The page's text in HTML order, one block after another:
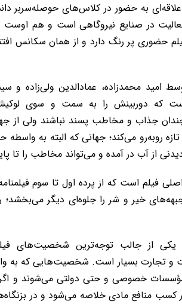
به حضور در کلاس‌های حوصله‌سربر
در صنایع نیروگاهی است و هم اوست
پر رنگ دارد و از همان سکانس
امید محمدزاده، عمادالدین ولی‌زاده و
است که دوربینش را به سمت و سوی
جذاب و مخاطب پسند نباشند ولی از
روبه‌رو می‌کند؛ جهانی که البته به
از آب در آمده و می‌تواند مخاطب را تا
است که از پرده اول تا سوم فیلمنامه،
خیر و شر را جلوه‌ای دیگر می‌بخشد؛
یکی از جالب توجه‌ترین شخصیت‌های
تجارت بسیار است. شخصیت‌هایی که به
مؤسسات خصوصی و حتی دولتی می‌شوند و
کسب منافع مادی خلاصه می‌شود و در